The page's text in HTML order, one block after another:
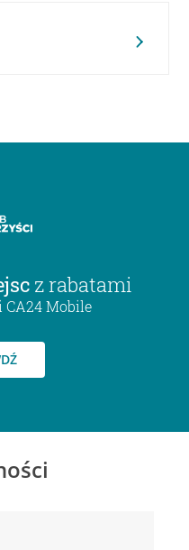
z rabatami
Mobile